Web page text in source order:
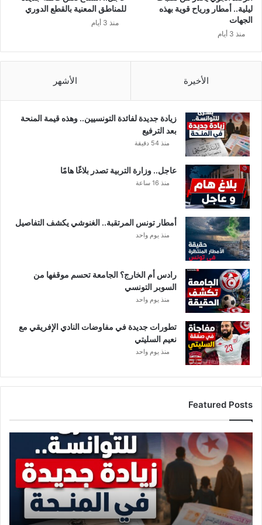
ر
ف
ت
ق
رّ
خ
ا
م
ق
ه
ي
و
م
ط
ع
م
ليلية.. أمطار ورياح قوية بهذه
الجهات
منذ 3 أيام
للمناطق المعنية بالقطع الدوري
منذ 3 أيام
الأخيرة الأشهر
زيادة جديدة لفائدة التونسيين.. وهذه قيمة المنحة
بعد الترفيع
منذ 54 دقيقة
عاجل.. وزارة التربية تصدر بلاغًا هامًا
منذ 16 ساعة
أمطار تونس المرتقبة.. الغنوشي يكشف التفاصيل
منذ يوم واحد
رادس أم الخارج؟ الجامعة تحسم موقفها من
السوبر التونسي
منذ يوم واحد
تطورات جديدة في مفاوضات النادي الإفريقي مع
نعيم السليتي
منذ يوم واحد
Featured Posts
ي
ا
د
ة
ج
د